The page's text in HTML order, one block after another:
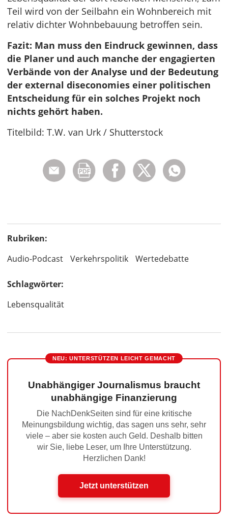
Teil wird von der Seilbahn ein Wohnbereich mit
relativ dichter Wohnbebauung betroffen sein.
Fazit: Man muss den Eindruck gewinnen, dass
die Planer und auch manche der engagierten
Verbände von der Analyse und der Bedeutung
der external diseconomies einer politischen
Entscheidung für ein solches Projekt noch
nichts gehört haben.
Titelbild: T.W. van Urk / Shutterstock
Rubriken:
Audio-Podcast
Verkehrspolitik Wertedebatte
Schlagwörter:
Lebensqualität
NEU: UNTERSTÜTZEN LEICHT GEMACHT
Unabhängiger Journalismus braucht
unabhängige Finanzierung
Die NachDenkSeiten sind für eine kritische
Meinungsbildung wichtig, das sagen uns sehr, sehr
viele – aber sie kosten auch Geld. Deshalb bitten
wir Sie, liebe Leser, um Ihre Unterstützung.
Herzlichen Dank!
Jetzt unterstützen